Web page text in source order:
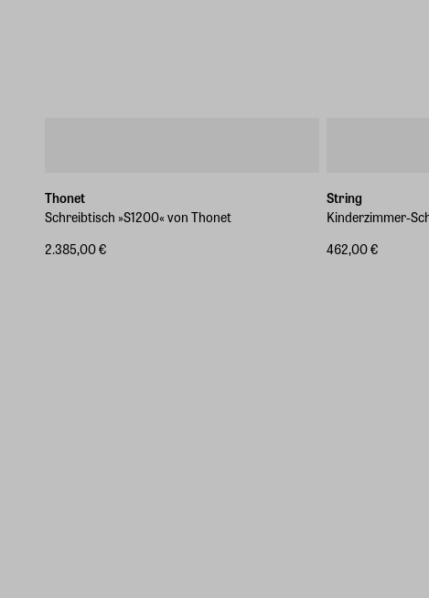
Thonet
Schreibtisch »S1200« von Thonet
2.385,00 €
String
Kinderzimmer-
462,00 €